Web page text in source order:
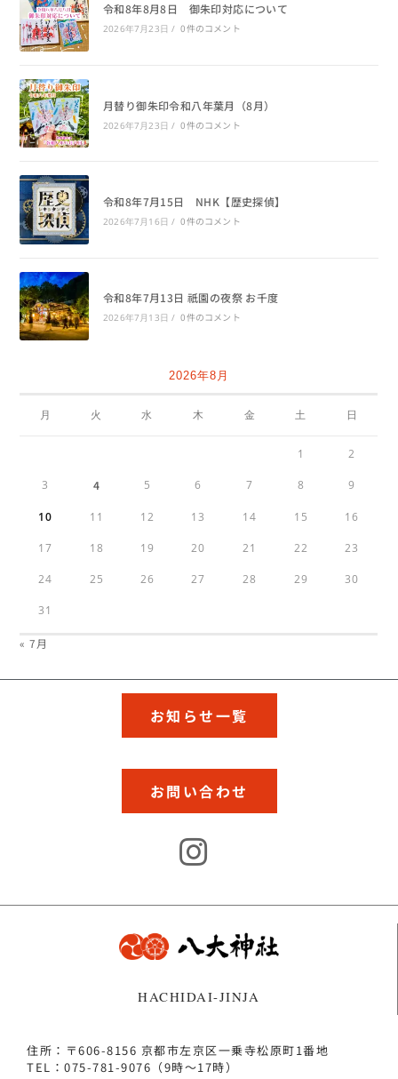
令和8年8月8日 御朱印対応について
2026年7月23日 / 0件のコメント
月替り御朱印令和八年葉月（8月）
2026年7月23日 / 0件のコメント
令和8年7月15日 NHK【歴史探偵】
2026年7月16日 / 0件のコメント
令和8年7月13日 祇園の夜祭 お千度
2026年7月13日 / 0件のコメント
2026年8月
月 火 水 木 金 土 日
1 2
3 4 5 6 7 8 9
10 11 12 13 14 15 16
17 18 19 20 21 22 23
24 25 26 27 28 29 30
31
« 7月
お知らせ一覧
お問い合わせ
HACHIDAI-JINJA
住所：〒606-8156 京都市左京区一乗寺松原町1番地
TEL：075-781-9076（9時～17時）